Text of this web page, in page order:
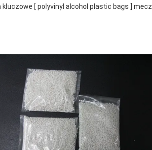
kluczowe [ polyvinyl alcohol plastic bags ] mecz